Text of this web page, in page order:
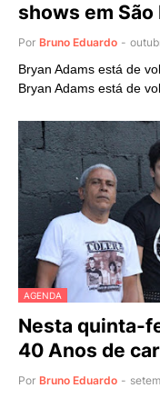
shows em São
Por Bruno Eduardo -
Bryan Adams está de
Bryan Adams está de
AGENDA
Nesta quinta-
40 Anos de
Por Bruno Eduardo -